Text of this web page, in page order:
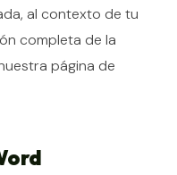
al contexto de tu
completa de la
página de